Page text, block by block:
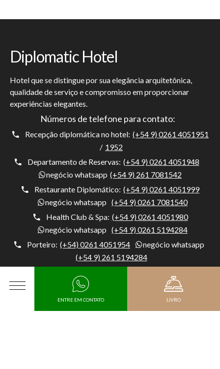
Diplomatic Hotel
Hotel que se distingue por sua elegância arquitetônica,
qualidade de serviço e compromisso em proporcionar
experiências elegantes.
Números de telefone para contato:
Recepção diplomática no hotel: (+54 9) 0261 4051951
/ 1952
Departamento de Reservas: (+54 9) 0261 4051948
negócio whatsapp (+54 9) 261 7081542
Restaurante Diplomático: (+54 9) 0261 4051999
negócio whatsapp (+54 9) 0261 7081540
Health Club & Spa: (+54 9) 0261 4051980
negócio whatsapp (+54 9) 0261 5194284
Porteiro: (+54) 0261 4051954
negócio whatsapp
(+54 9) 261 5194284
Hotel Diplomático, Av. Belgrano 1041, M5500 Mendoza,
Argentina, Capital, Mendoza - Argentina
ENTRE EM CONTATO LIVRO